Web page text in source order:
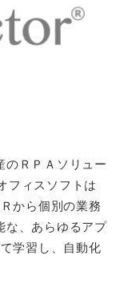
ＲＰＡソリュー
フィスソフトは
から個別の業務
な、あらゆるアプ
学習し、自動化